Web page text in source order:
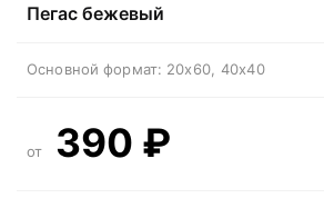
Пегас бежевый
Основной формат: 20x60 40x40
от 390 ₽